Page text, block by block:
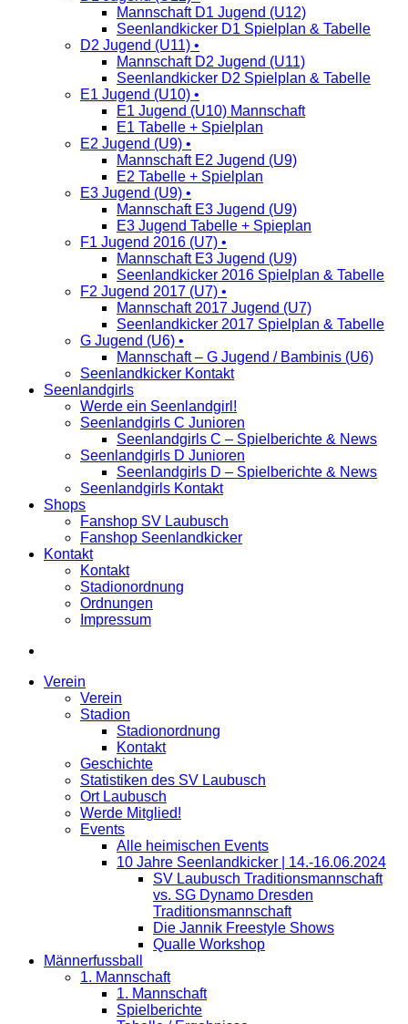
Mannschaft D1 Jugend (U12)
Seenlandkicker D1 Spielplan & Tabelle
D2 Jugend (U11) •
Mannschaft D2 Jugend (U11)
Seenlandkicker D2 Spielplan & Tabelle
E1 Jugend (U10) •
E1 Jugend (U10) Mannschaft
E1 Tabelle + Spielplan
E2 Jugend (U9) •
Mannschaft E2 Jugend (U9)
E2 Tabelle + Spielplan
E3 Jugend (U9) •
Mannschaft E3 Jugend (U9)
E3 Jugend Tabelle + Spieplan
F1 Jugend 2016 (U7) •
Mannschaft E3 Jugend (U9)
Seenlandkicker 2016 Spielplan & Tabelle
F2 Jugend 2017 (U7) •
Mannschaft 2017 Jugend (U7)
Seenlandkicker 2017 Spielplan & Tabelle
G Jugend (U6) •
Mannschaft – G Jugend / Bambinis (U6)
Seenlandkicker Kontakt
Seenlandgirls
Werde ein Seenlandgirl!
Seenlandgirls C Junioren
Seenlandgirls C – Spielberichte & News
Seenlandgirls D Junioren
Seenlandgirls D – Spielberichte & News
Seenlandgirls Kontakt
Shops
Fanshop SV Laubusch
Fanshop Seenlandkicker
Kontakt
Kontakt
Stadionordnung
Ordnungen
Impressum
Verein
Verein
Stadion
Stadionordnung
Kontakt
Geschichte
Statistiken des SV Laubusch
Ort Laubusch
Werde Mitglied!
Events
Alle heimischen Events
10 Jahre Seenlandkicker | 14.-16.06.2024
SV Laubusch Traditionsmannschaft
vs. SG Dynamo Dresden
Traditionsmannschaft
Die Jannik Freestyle Shows
Qualle Workshop
Männerfussball
1. Mannschaft
1. Mannschaft
Spielberichte